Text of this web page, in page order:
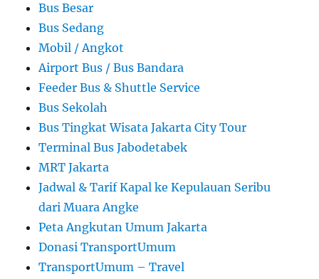
Bus Besar
Bus Sedang
Mobil / Angkot
Airport Bus / Bus Bandara
Feeder Bus & Shuttle Service
Bus Sekolah
Bus Tingkat Wisata Jakarta City Tour
Terminal Bus Jabodetabek
MRT Jakarta
Jadwal & Tarif Kapal ke Kepulauan Seribu
dari Muara Angke
Peta Angkutan Umum Jakarta
Donasi TransportUmum
TransportUmum – Travel